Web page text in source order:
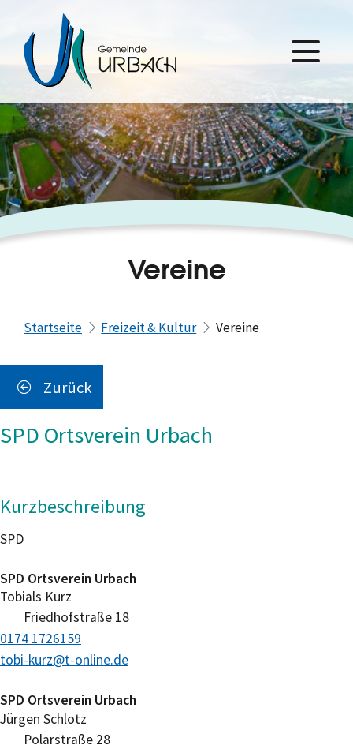
Vereine
Startseite Freizeit & Kultur Vereine
Zurück
SPD Ortsverein Urbach
Kurzbeschreibung
SPD
Tobials Kurz
SPD Ortsverein Urbach
Friedhofstraße 18
tobi-kurz@t-online.de
0174 1726159
Jürgen Schlotz
SPD Ortsverein Urbach
Polarstraße 28